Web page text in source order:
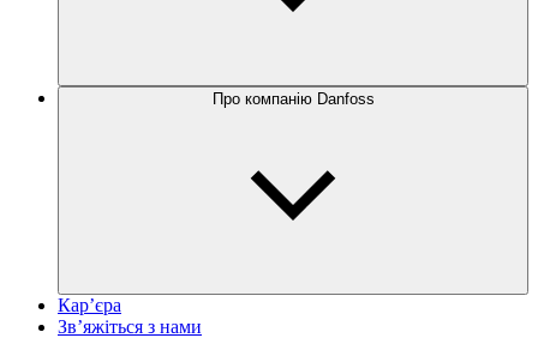
Про компанію Danfoss
Кар’єра
Зв’яжіться з нами